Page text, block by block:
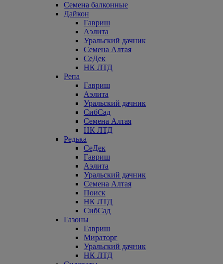
Семена балконные
Дайкон
Гавриш
Аэлита
Уральский дачник
Семена Алтая
СеДек
НК ЛТД
Репа
Гавриш
Аэлита
Уральский дачник
СибСад
Семена Алтая
НК ЛТД
Редька
СеДек
Гавриш
Аэлита
Уральский дачник
Семена Алтая
Поиск
НК ЛТД
СибСад
Газоны
Гавриш
Мираторг
Уральский дачник
НК ЛТД